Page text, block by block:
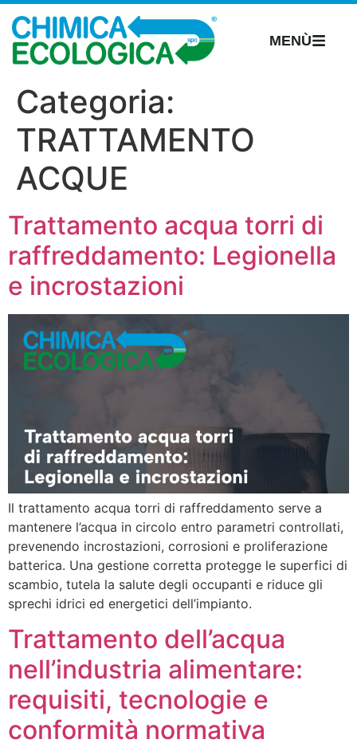
MENÙ
Categoria:
TRATTAMENTO
ACQUE
Trattamento acqua torri di
raffreddamento: Legionella
e incrostazioni
Il trattamento acqua torri di raffreddamento serve a
mantenere l’acqua in circolo entro parametri controllati,
prevenendo incrostazioni, corrosioni e proliferazione
batterica. Una gestione corretta protegge le superfici di
scambio, tutela la salute degli occupanti e riduce gli
sprechi idrici ed energetici dell’impianto.
Trattamento dell’acqua
nell’industria alimentare:
requisiti, tecnologie e
conformità normativa